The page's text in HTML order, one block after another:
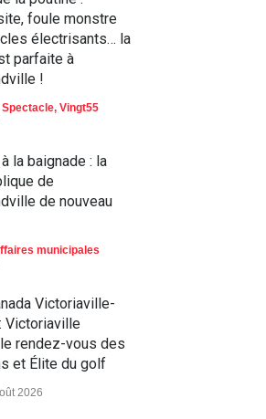
foule monstre
électrisants… la
parfaite à
!
Spectacle, Vingt55
la baignade : la
de
de nouveau
municipales
Victoriaville-
Victoriaville
rendez-vous des
et Élite du golf
2026